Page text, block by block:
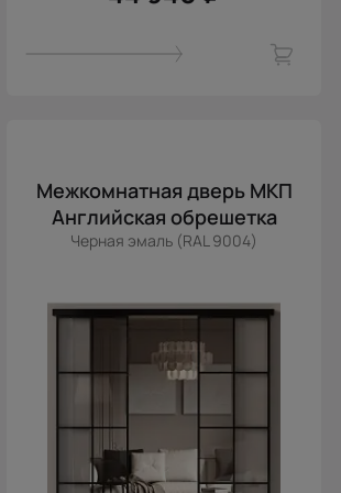
Межкомнатная дверь МКП
Английская обрешетка
Черная эмаль (RAL 9004)